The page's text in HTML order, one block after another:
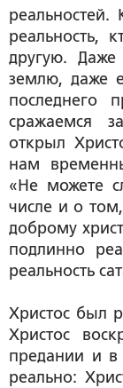
реальность,
другую.
землю, даже
последнего
сражаемся
открыл
нам
«Не можете
числе и о
доброму
подлинно
реальность
Христос был
Христос
предании и в
реально: